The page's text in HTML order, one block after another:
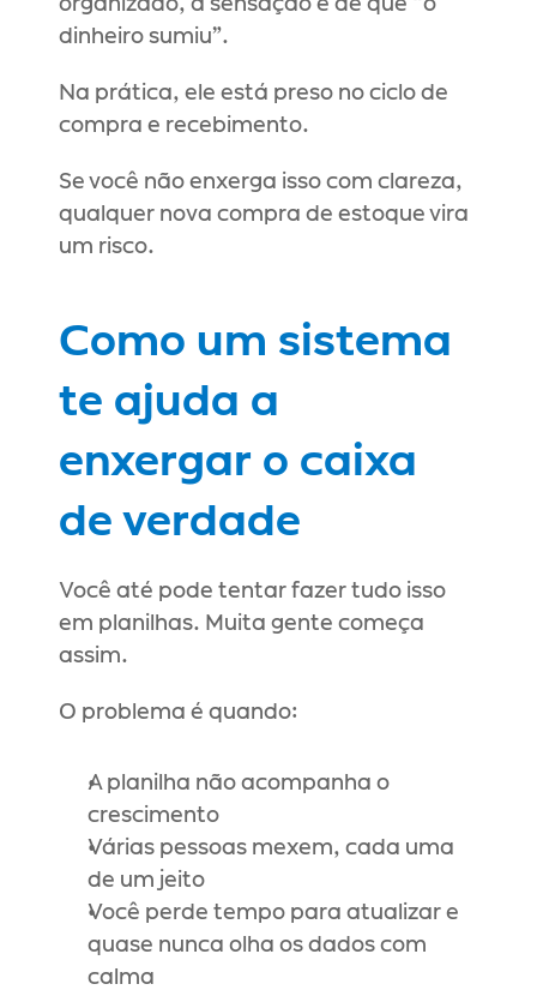
organizado, a sensação é de que “o
dinheiro sumiu”.
Na prática, ele está preso no ciclo de
compra e recebimento.
Se você não enxerga isso com clareza,
qualquer nova compra de estoque vira
um risco.
Como um sistema
te ajuda a
enxergar o caixa
de verdade
Você até pode tentar fazer tudo isso
em planilhas. Muita gente começa
assim.
O problema é quando:
A planilha não acompanha o
crescimento
Várias pessoas mexem, cada uma
de um jeito
Você perde tempo para atualizar e
quase nunca olha os dados com
calma